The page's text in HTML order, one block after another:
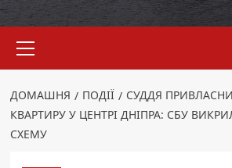
меню
ДОМАШНЯ ПОДІЇ
СУДДЯ
КВАРТИРУ У ЦЕНТРІ ДНІПРА: СБУ
СХЕМУ